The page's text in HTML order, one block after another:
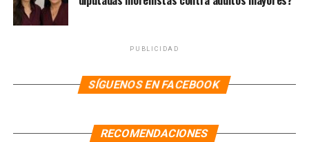
NO TE PIERDAS
Colombia declara emergencia por violencia de género
tras repunte de feminicidiosPUBLICIDAD
SÍGUENOS EN FACEBOOK
RECOMENDACIONES